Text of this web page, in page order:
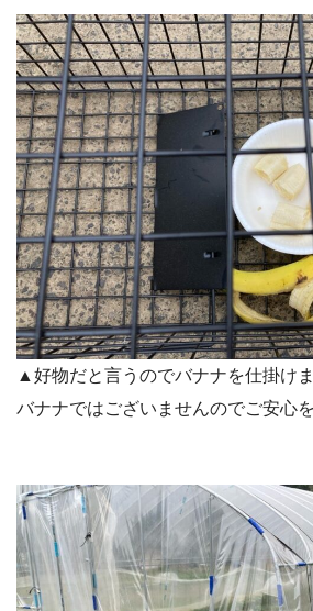
▲好物だと言うのでバナナを仕掛け
バナナではございませんのでご安心